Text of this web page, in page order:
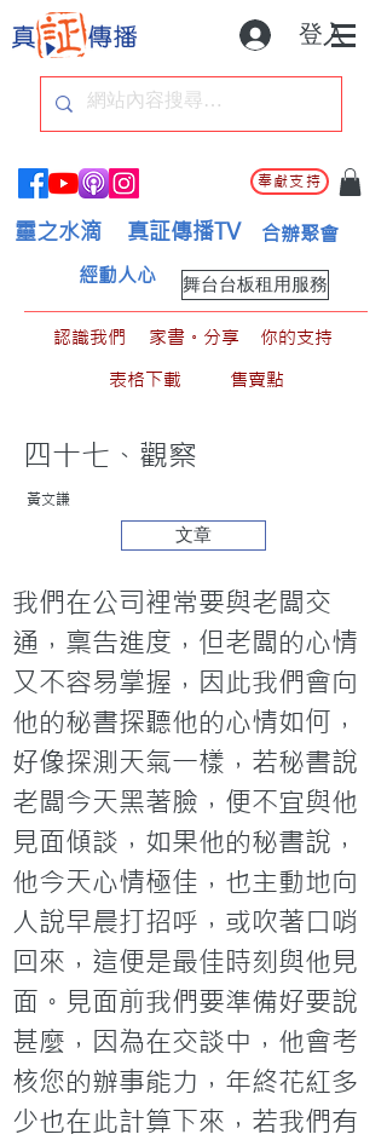
登入
奉獻支持
靈之水滴 真証傳播TV 合辦聚會
舞台台板租用服務
經動人心
認識我們 家書。分享
你的支持
表格下載
售賣點
四十七、觀察
黃文謙
文章
我們在公司裡常要與老闆交
通，稟告進度，但老闆的心情
又不容易掌握，因此我們會向
他的秘書探聽他的心情如何，
好像探測天氣一樣，若秘書說
老闆今天黑著臉，便不宜與他
見面傾談，如果他的秘書說，
他今天心情極佳，也主動地向
人說早晨打招呼，或吹著口哨
回來，這便是最佳時刻與他見
面。見面前我們要準備好要說
甚麼，因為在交談中，他會考
核您的辦事能力，年終花紅多
少也在此計算下來，若我們有